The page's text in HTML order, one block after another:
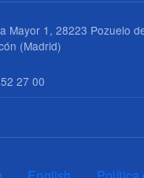
Mayor 1, 28223 Pozuelo
(Madrid)
27 00